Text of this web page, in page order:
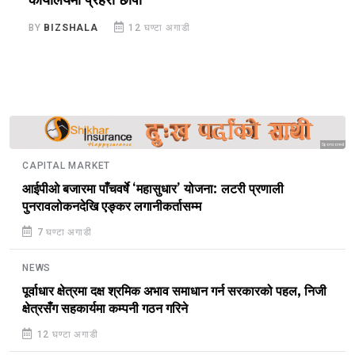
BY BIZSHALA 12 घण्टा अगाडी
Sponsored
CAPITAL MARKET
आईपीओ बजारमा पाँचवर्षे ‘महासुधार’ योजना: लटरी प्रणाली
पुनरावलोकनदेखि एङ्कर लगानीकर्तासम्म
7 घण्टा अगाडी
NEWS
पूर्वाधार क्षेत्रमा दक्ष श्रमिक अभाव समाधान गर्न सरकारको पहल, निजी
क्षेत्रसँग सहकार्यमा कम्पनी गठन गरिने
12 घण्टा अगाडी